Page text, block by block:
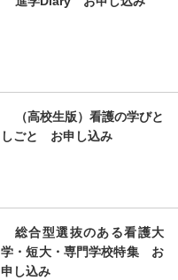
（高校生版）看護の学びと
しごと お申し込み
総合型選抜のある看護大
学・短大・専門学校特集 お
申し込み